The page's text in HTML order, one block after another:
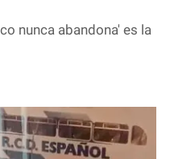
nunca abandona' es la